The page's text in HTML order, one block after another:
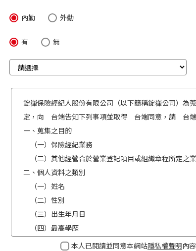
內勤 外勤
有 無
錠嵂保險經紀人股份有限公司（以下簡稱錠嵂公司）
定，向 台端告知下列事項並取得 台端同意，請 台端
一、蒐集之目的
（一）保險經紀業務
（二）其他經營合於營業登記項目或組織章程所定之
二、個人資料之類別
（一）姓名
（二）性別
（三）出生年月日
（四）最高學歷
（五）目前職業及工作屬性
本人已閱讀並同意本網站隱私權聲明內